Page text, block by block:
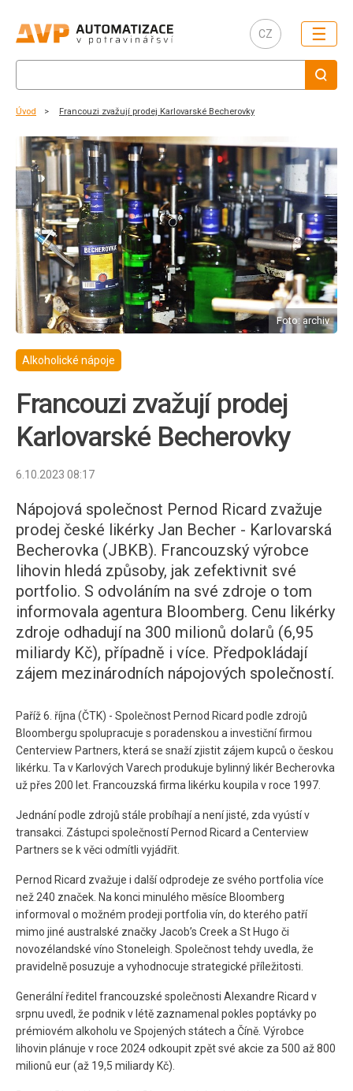
CZ ☰
Úvod Francouzi zvažují prodej Karlovarské Becherovky
Foto: archiv
Alkoholické nápoje
Francouzi zvažují prodej
Karlovarské Becherovky
6.10.2023 08:17
Nápojová společnost Pernod Ricard zvažuje
prodej české likérky Jan Becher - Karlovarská
Becherovka (JBKB). Francouzský výrobce
lihovin hledá způsoby, jak zefektivnit své
portfolio. S odvoláním na své zdroje o tom
informovala agentura Bloomberg. Cenu likérky
zdroje odhadují na 300 milionů dolarů (6,95
miliardy Kč), případně i více. Předpokládají
zájem mezinárodních nápojových společností.
Paříž 6. října (ČTK) - Společnost Pernod Ricard podle zdrojů
Bloombergu spolupracuje s poradenskou a investiční firmou
Centerview Partners, která se snaží zjistit zájem kupců o českou
likérku. Ta v Karlových Varech produkuje bylinný likér Becherovka
už přes 200 let. Francouzská firma likérku koupila v roce 1997.
Jednání podle zdrojů stále probíhají a není jisté, zda vyústí v
transakci. Zástupci společností Pernod Ricard a Centerview
Partners se k věci odmítli vyjádřit.
Pernod Ricard zvažuje i další odprodeje ze svého portfolia více
než 240 značek. Na konci minulého měsíce Bloomberg
informoval o možném prodeji portfolia vín, do kterého patří
mimo jiné australské značky Jacob’s Creek a St Hugo či
novozélandské víno Stoneleigh. Společnost tehdy uvedla, že
pravidelně posuzuje a vyhodnocuje strategické příležitosti.
Generální ředitel francouzské společnosti Alexandre Ricard v
srpnu uvedl, že podnik v létě zaznamenal pokles poptávky po
prémiovém alkoholu ve Spojených státech a Číně. Výrobce
lihovin plánuje v roce 2024 odkoupit zpět své akcie za 500 až 800
milionů eur (až 19,5 miliardy Kč).